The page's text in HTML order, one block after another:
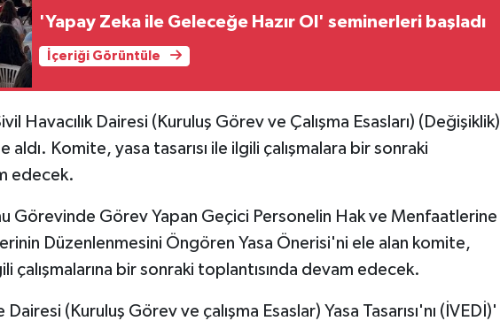
'Yapay Zeka ile Geleceğe Hazır Ol' seminerleri başladı
İçeriği Görüntüle
Havacılık Dairesi (Kuruluş Görev ve Çalışma Esasları) (Değişiklik)
aldı. Komite, yasa tasarısı ile ilgili çalışmalara bir sonraki
edecek.
Görevinde Görev Yapan Geçici Personelin Hak ve Menfaatlerine
Düzenlenmesini Öngören Yasa Önerisi'ni ele alan komite,
çalışmalarına bir sonraki toplantısında devam edecek.
(Kuruluş Görev ve çalışma Esaslar) Yasa Tasarısı'nı (İVEDİ)'